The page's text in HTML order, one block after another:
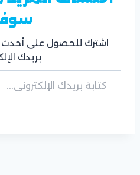
اشترك للحصول على أحدث
بريدك
كتابة بريدك الإلكتروني...